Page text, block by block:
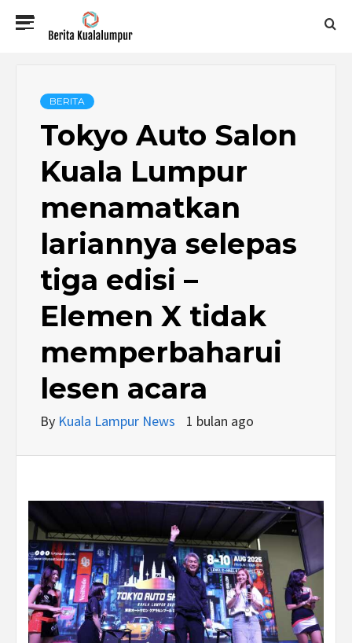
BERITA
KUALALUMPUR
BERITA
Tokyo Auto Salon
Kuala Lumpur
menamatkan
lariannya selepas
tiga edisi –
Elemen X tidak
memperbaharui
lesen acara
By Kuala Lampur News 1 bulan ago